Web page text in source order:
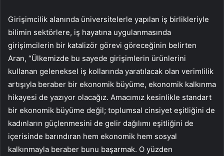
Girişimcilik alanında üniversitelerle yapılan iş birlikleriyle
bilimin sektörlere, iş hayatına uygulanmasında
girişimcilerin bir katalizör görevi göreceğinin belirten
Aran, “Ülkemizde bu sayede girişimlerin ürünlerini
kullanan geleneksel iş kollarında yaratılacak olan verimlilik
artışıyla beraber bir ekonomik büyüme, ekonomik kalkınma
hikayesi de yazıyor olacağız. Amacımız kesinlikle standart
bir ekonomik büyüme değil; toplumsal cinsiyet eşitliğini de
kadınların güçlenmesini de gelir dağılımı eşitliğini de
içerisinde barındıran hem ekonomik hem sosyal
kalkınmayla beraber bunu başarmak. O yüzden